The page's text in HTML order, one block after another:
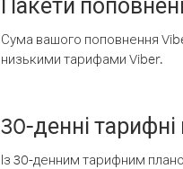
Сума вашого поповнення
низькими тарифами Viber.
30-денні
Із 30-денним тарифним